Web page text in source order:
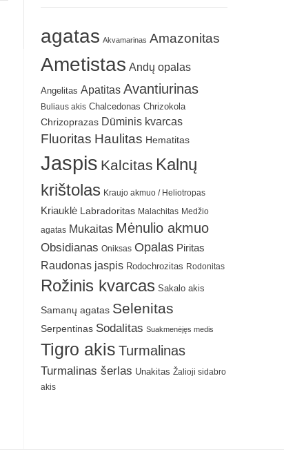
agatas Akvamarinas Amazonitas
Ametistas Andų opalas
Angelitas Apatitas Avantiurinas
Buliaus akis Chalcedonas Chrizokola
Chrizoprazas Dūminis kvarcas
Fluoritas Haulitas Hematitas
Jaspis Kalcitas Kalnų
krištolas Kraujo akmuo / Heliotropas
Kriauklė Labradoritas Malachitas Medžio
agatas Mukaitas Mėnulio akmuo
Obsidianas Oniksas Opalas Piritas
Raudonas jaspis Rodochrozitas Rodonitas
Rožinis kvarcas Sakalo akis
Samanų agatas Selenitas
Serpentinas Sodalitas Suakmenėjęs medis
Tigro akis Turmalinas
Turmalinas šerlas Unakitas Žalioji sidabro
akis